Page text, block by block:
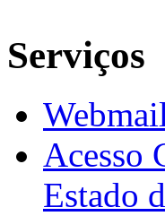
Serviços
Acesso
Estado